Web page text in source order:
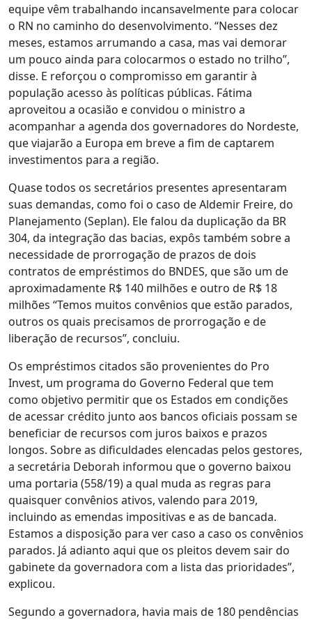
equipe vêm trabalhando incansavelmente para colocar
o RN no caminho do desenvolvimento. “Nesses dez
meses, estamos arrumando a casa, mas vai demorar
um pouco ainda para colocarmos o estado no trilho”,
disse. E reforçou o compromisso em garantir à
população acesso às políticas públicas. Fátima
aproveitou a ocasião e convidou o ministro a
acompanhar a agenda dos governadores do Nordeste,
que viajarão a Europa em breve a fim de captarem
investimentos para a região.
Quase todos os secretários presentes apresentaram
suas demandas, como foi o caso de Aldemir Freire, do
Planejamento (Seplan). Ele falou da duplicação da BR
304, da integração das bacias, expôs também sobre a
necessidade de prorrogação de prazos de dois
contratos de empréstimos do BNDES, que são um de
aproximadamente R$ 140 milhões e outro de R$ 18
milhões “Temos muitos convênios que estão parados,
outros os quais precisamos de prorrogação e de
liberação de recursos”, concluiu.
Os empréstimos citados são provenientes do Pro
Invest, um programa do Governo Federal que tem
como objetivo permitir que os Estados em condições
de acessar crédito junto aos bancos oficiais possam se
beneficiar de recursos com juros baixos e prazos
longos. Sobre as dificuldades elencadas pelos gestores,
a secretária Deborah informou que o governo baixou
uma portaria (558/19) a qual muda as regras para
quaisquer convênios ativos, valendo para 2019,
incluindo as emendas impositivas e as de bancada.
Estamos a disposição para ver caso a caso os convênios
parados. Já adianto aqui que os pleitos devem sair do
gabinete da governadora com a lista das prioridades”,
explicou.
Segundo a governadora, havia mais de 180 pendências